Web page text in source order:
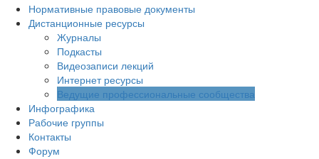
Нормативные правовые документы
Дистанционные ресурсы
Журналы
Подкасты
Видеозаписи лекций
Интернет ресурсы
Ведущие профессиональные сообщества
Инфографика
Рабочие группы
Контакты
Форум